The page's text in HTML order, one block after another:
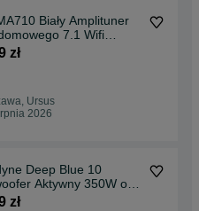
Biały Amplituner
7.1 Wifi
Radio SKLEP
zł
Ursus
2026
Deep Blue 10
Aktywny 350W od
FV
zł